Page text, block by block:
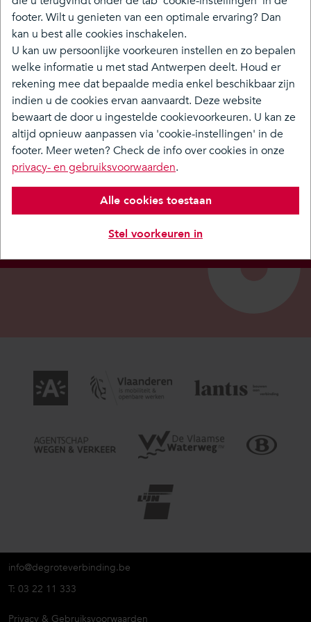
Volgend moment
Er is momenteel geen moment ingepland.
footer. Wilt u genieten van een optimale ervaring? Dan
kan u best alle cookies inschakelen.
U kan uw persoonlijke voorkeuren instellen en zo bepalen
welke informatie u met stad Antwerpen deelt. Houd er
rekening mee dat bepaalde media enkel beschikbaar zijn
indien u de cookies ervan aanvaardt. Deze website
bewaart de door u ingestelde cookievoorkeuren. U kan ze
altijd opnieuw aanpassen via 'cookie-instellingen' in de
footer. Meer weten? Check de info over cookies in onze
privacy- en gebruiksvoorwaarden.
Alle cookies toestaan
Stel voorkeuren in
Sla footer over
Blijf op de hoogte
over De Grote
Verbinding
Ontvang de nieuwsbrief
info@degroteverbinding.be
T: 03 22 11 333
Privacy & Gebruiksvoorwaarden